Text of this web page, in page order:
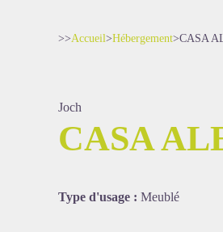
>>Accueil>Hébergement>CASA
Joch
CASA
Type d'usage : Meublé